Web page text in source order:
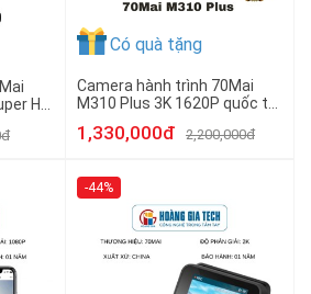
HD,
Có quà tặng
Camera hành trình 70Mai
M310 Plus 3K 1620P quốc tế
ngoài xe - chính hãng
1,330,000đ 2,200,000đ
-44%